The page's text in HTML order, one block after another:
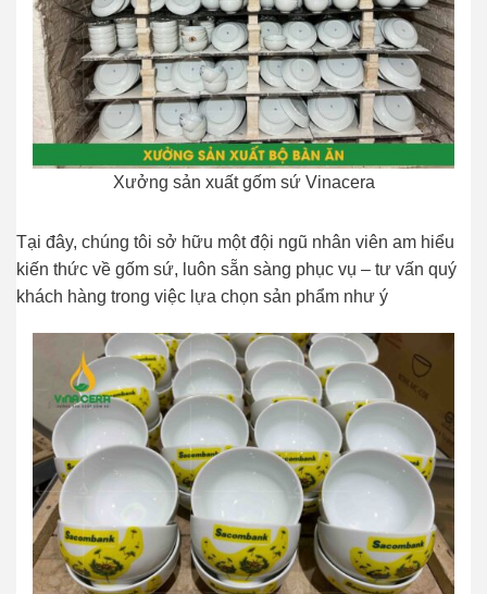
Xưởng sản xuất gốm sứ Vinacera
Tại đây, chúng tôi sở hữu một đội ngũ nhân viên am hiểu
kiến thức về gốm sứ, luôn sẵn sàng phục vụ – tư vấn quý
khách hàng trong việc lựa chọn sản phẩm như ý